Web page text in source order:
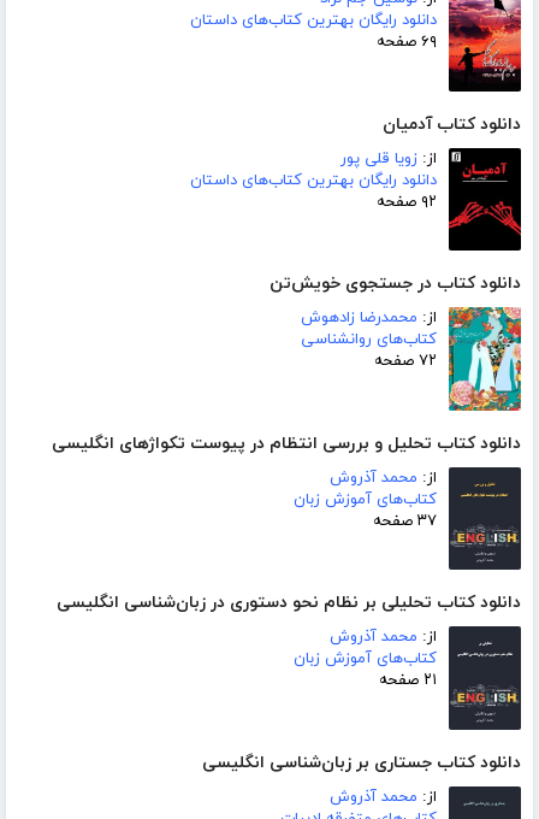
دانلود رایگان بهترین کتاب‌های داستان
۶۹ صفحه
دانلود کتاب آدمیان
از: زویا قلی پور
دانلود رایگان بهترین کتاب‌های داستان
۹۲ صفحه
دانلود کتاب در جستجوی خویش‌تن
از: محمدرضا زادهوش
کتاب‌های روانشناسی
۷۲ صفحه
دانلود کتاب تحلیل و بررسی انتظام در پیوست تکواژهای انگلیسی
از: محمد آذروش
کتاب‌های آموزش زبان
۳۷ صفحه
دانلود کتاب تحلیلی بر نظام نحو دستوری در زبان‌شناسی انگلیسی
از: محمد آذروش
کتاب‌های آموزش زبان
۲۱ صفحه
دانلود کتاب جستاری بر زبان‌شناسی انگلیسی
از: محمد آذروش